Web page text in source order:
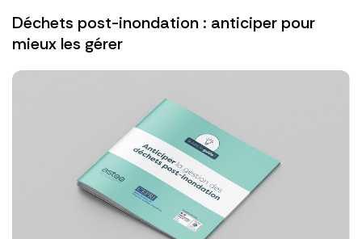
Déchets post-inondation : anticiper pour
mieux les gérer